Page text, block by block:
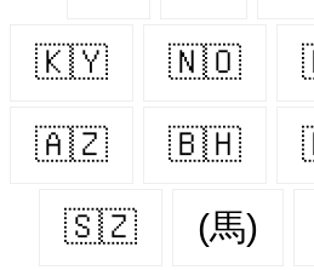
🇰🇾 🇳🇴
🇦🇿 🇧🇭
🇸🇿 (馬)